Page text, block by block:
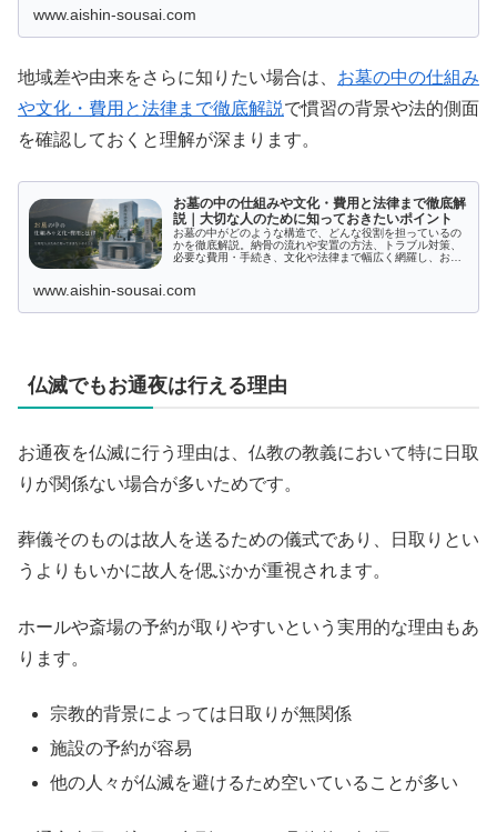
な故人を偲ぶ最適な方法が分かります。
www.aishin-sousai.com
地域差や由来をさらに知りたい場合は、 お墓の中の仕組み
や文化・費用と法律まで徹底解説で慣習の背景や法的側面
を確認しておくと理解が深まります。
お墓の中の仕組みや文化・費用と法律まで徹底解
説｜大切な人のために知っておきたいポイント
お墓の中がどのような構造で、どんな役割を担っているの
かを徹底解説。納骨の流れや安置の方法、トラブル対策、
必要な費用・手続き、文化や法律まで幅広く網羅し、お墓
www.aishin-sousai.com
仏滅でもお通夜は行える理由
お通夜を仏滅に行う理由は、仏教の教義において特に日取
りが関係ない場合が多いためです。
葬儀そのものは故人を送るための儀式であり、日取りとい
うよりもいかに故人を偲ぶかが重視されます。
ホールや斎場の予約が取りやすいという実用的な理由もあ
ります。
宗教的背景によっては日取りが無関係
施設の予約が容易
他の人々が仏滅を避けるため空いていることが多い